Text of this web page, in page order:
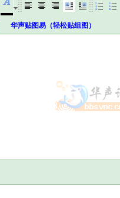
华声贴图易（轻松贴组图）